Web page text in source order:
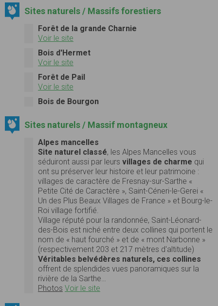
Sites naturels / Massifs forestiers
Forêt de la grande Charnie
Voir le site
Bois d'Hermet
Voir le site
Forêt de Pail
Voir le site
Bois de Bourgon
Sites naturels / Massif montagneux
Alpes mancelles
Site naturel classé, les Alpes Mancelles vous
séduiront aussi par leurs villages de charme qui
ont su préserver leur histoire et leur patrimoine :
villages de caractère de Fresnay-sur-Sarthe «
Petite Cité de Caractère », Saint-Céneri-le-Gerei «
Un des Plus Beaux Villages de France » et Bourg-le-
Roi village fortifié.
Village réputé pour la randonnée, Saint-Léonard-
des-Bois est niché entre deux collines qui portent le
nom de « haut fourché » et de « mont Narbonne »
(respectivement 203 et 217 mètres d'altitude)
Véritables belvédères naturels, ces collines
offrent de splendides vues panoramiques sur la
rivière de la Sarthe…
Photos Voir le site